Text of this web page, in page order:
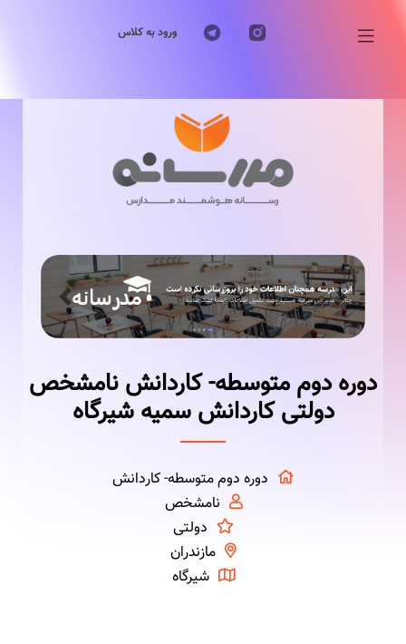
ورود به کلاس
Previous Next
دوره دوم متوسطه- کاردانش نامشخص
دولتی کاردانش سمیه شیرگاه
دوره دوم متوسطه- کاردانش
نامشخص
دولتی
مازندران
شیرگاه